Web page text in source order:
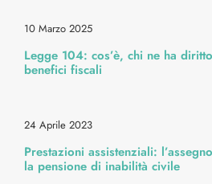
Cura Corpo & Benessere
Energia & Movimento
Medicina & Dintorni
10 Marzo 2025
Legge 104: cos’è, chi ne ha
benefici fiscali
24 Aprile 2023
Prestazioni assistenziali:
la pensione di inabilità civile